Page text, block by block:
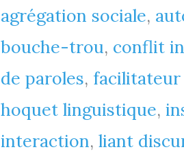
(B2
-
>
C2
mais
agrégation sociale,
bouche-trou, conflit
de paroles,
hoquet linguistique,
interaction, liant